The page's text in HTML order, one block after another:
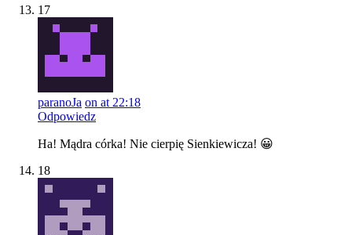
17
paranoJa on at 22:18
Odpowiedz
Ha! Mądra córka! Nie cierpię Sienkiewicza! 😀
18